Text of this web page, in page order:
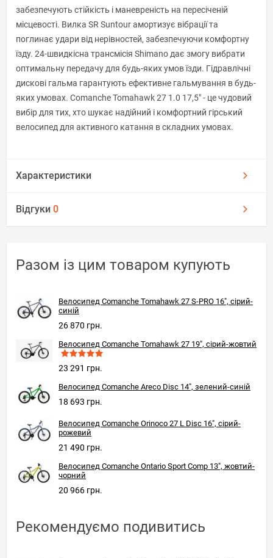
забезпечують стійкість і маневреність на пересіченій
місцевості. Вилка SR Suntour амортизує вібрації та
поглинає удари від нерівностей, забезпечуючи комфортну
їзду. 24-швидкісна трансмісія Shimano дає змогу вибрати
оптимальну передачу для будь-яких умов їзди. Гідравлічні
дискові гальма гарантують ефективне гальмування в будь-
яких умовах. Comanche Tomahawk 27 1.0 17,5" - це чудовий
вибір для тих, хто шукає надійний і комфортний гірський
велосипед для активного катання в складних умовах.
Характеристики
Відгуки 0
Разом із цим товаром купують
Велосипед Comanche Tomahawk 27 S-PRO 16", сірий-
синій
26 870 грн.
Велосипед Comanche Tomahawk 27 19", сірий-жовтий
23 291 грн.
Велосипед Comanche Areco Disc 14", зелений-синій
18 693 грн.
Велосипед Comanche Orinoco 27 L Disc 16", сірий-
рожевий
21 490 грн.
Велосипед Comanche Ontario Sport Comp 13", жовтий-
чорний
20 966 грн.
Рекомендуємо подивитись